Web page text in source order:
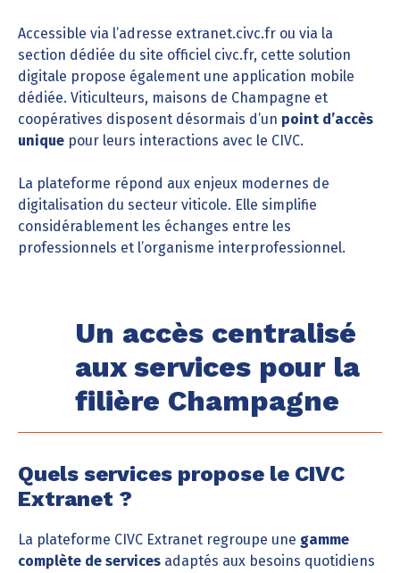
Accessible via l’adresse extranet.civc.fr ou via la
section dédiée du site officiel civc.fr, cette solution
digitale propose également une application mobile
dédiée. Viticulteurs, maisons de Champagne et
coopératives disposent désormais d’un point d’accès
unique pour leurs interactions avec le CIVC.
La plateforme répond aux enjeux modernes de
digitalisation du secteur viticole. Elle simplifie
considérablement les échanges entre les
professionnels et l’organisme interprofessionnel.
Un accès centralisé
aux services pour la
filière Champagne
Quels services propose le CIVC
Extranet ?
La plateforme CIVC Extranet regroupe une gamme
complète de services adaptés aux besoins quotidiens